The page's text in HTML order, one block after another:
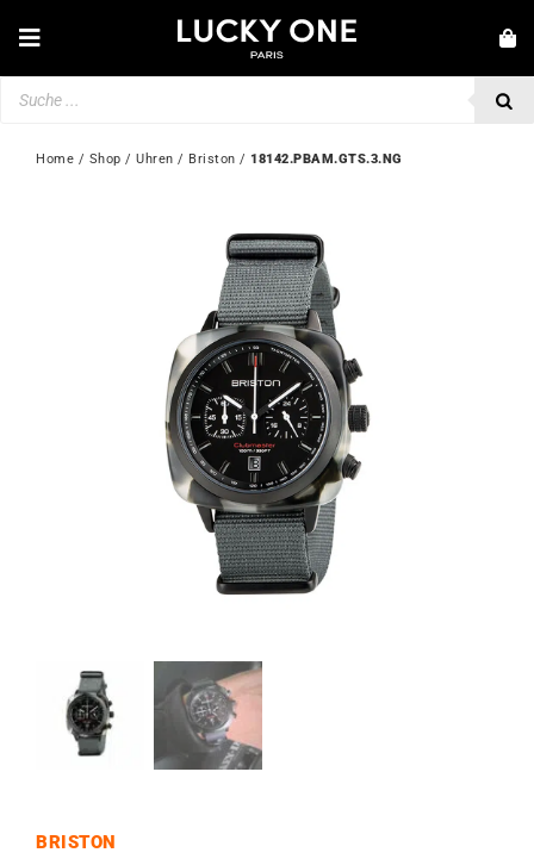
InhaltToggle
Navigation
💎 KUNDENSERVICE
Home / Shop / Uhren / Briston / 18142.PBAM.GTS.3.NG
BRISTON